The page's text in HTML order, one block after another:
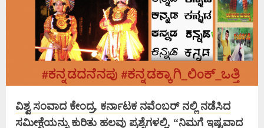
ವಿಶ್ವ ಸಂವಾದ ಕೇಂದ್ರ, ಕರ್ನಾಟಕ ನವೆಂಬರ್ ನಲ್ಲಿ ನಡೆಸಿದ
ಸಮೀಕ್ಷೆಯನ್ನು ಕುರಿತು ಹಲವು ಪ್ರಶ್ನೆಗಳಲ್ಲಿ, “ನಿಮಗೆ ಇಷ್ಟವಾದ